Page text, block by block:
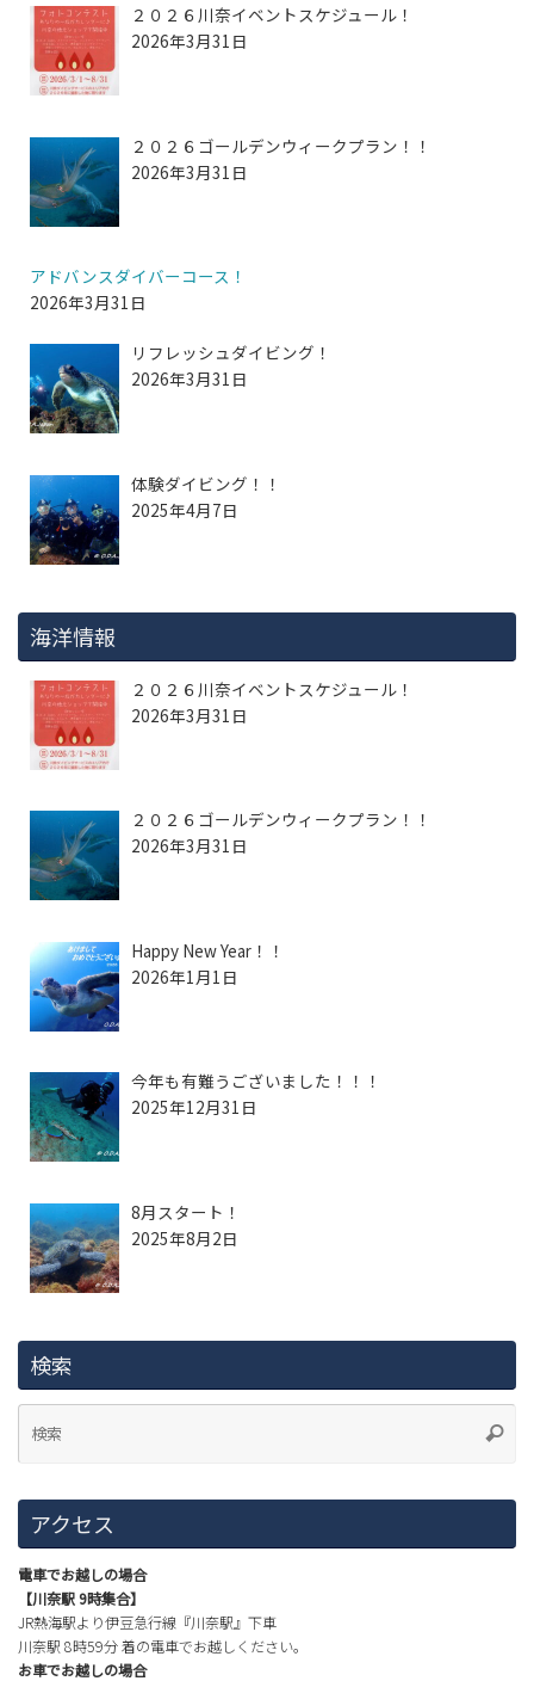
２０２６川奈イベントスケジュール！
2026年3月31日
２０２６ゴールデンウィークプラン！！
2026年3月31日
アドバンスダイバーコース！
2026年3月31日
リフレッシュダイビング！
2026年3月31日
体験ダイビング！！
2025年4月7日
海洋情報
２０２６川奈イベントスケジュール！
2026年3月31日
２０２６ゴールデンウィークプラン！！
2026年3月31日
Happy New Year！！
2026年1月1日
今年も有難うございました！！！
2025年12月31日
8月スタート！
2025年8月2日
検索
アクセス
電車でお越しの場合
【川奈駅 9時集合】
JR熱海駅より伊豆急行線『川奈駅』下車
川奈駅 8時59分 着の電車でお越しください。
お車でお越しの場合